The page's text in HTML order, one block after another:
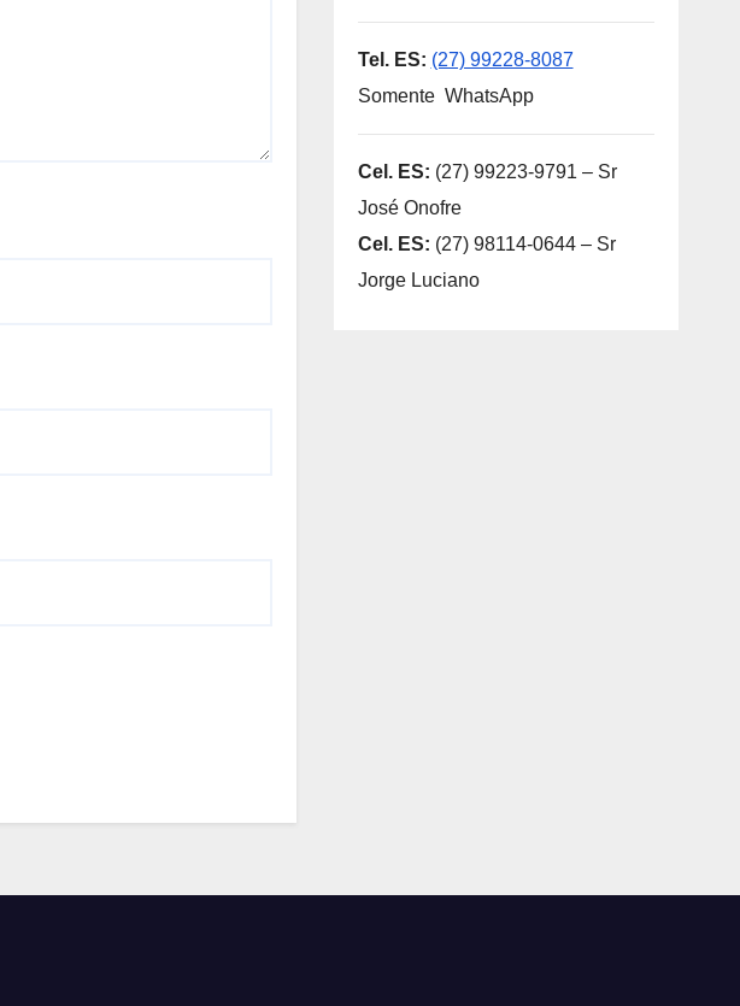
Tel. ES: (27) 99228-8087
Somente WhatsApp
Cel. ES: (27) 99223-9791 – Sr
José Onofre
Cel. ES: (27) 98114-0644 – Sr
Jorge Luciano